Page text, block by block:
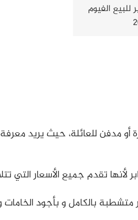
للبيع الفيوم
مدفن للعائلة، حيث يريد
لأنها تقدم جميع الأسعار التي
بالكامل و بأجود